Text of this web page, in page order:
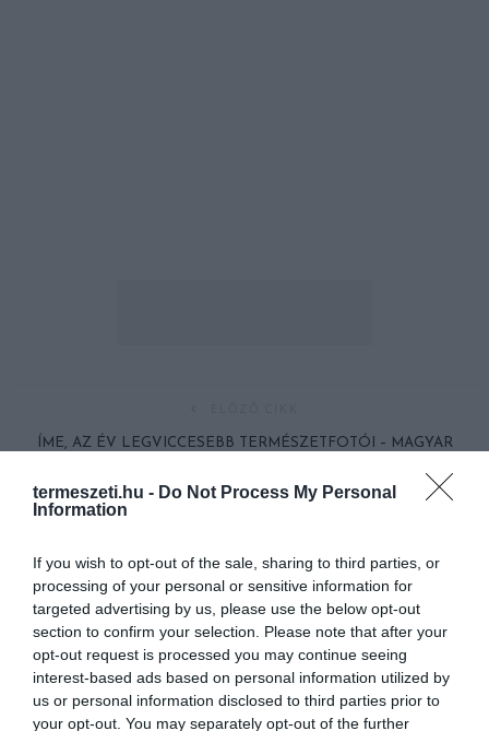
termeszeti.hu - Do Not Process My Personal
Information
If you wish to opt-out of the sale, sharing to third parties, or
processing of your personal or sensitive information for
targeted advertising by us, please use the below opt-out
section to confirm your selection. Please note that after your
opt-out request is processed you may continue seeing
interest-based ads based on personal information utilized by
us or personal information disclosed to third parties prior to
your opt-out. You may separately opt-out of the further
ÍME, AZ ÉV LEGVICCESEBB TERMÉSZETFOTÓI – MAGYAR
BÖLCS, ÖREG FAMATUZSÁLEMEK A NAGYVILÁGBÓL
HASONLÓ ÉRDEKESSÉGEK